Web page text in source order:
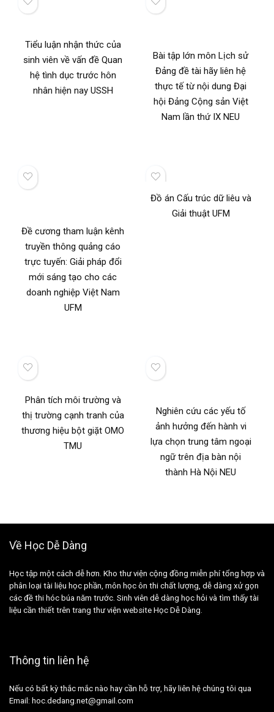
Tiểu luận nhận thức của
sinh viên về vấn đề Quan
hệ tình dục trước hôn
nhân hiện nay USSH
Bài tập lớn môn Lịch sử
Đảng đề tài hãy liên hệ
thực tế từ nội dung Đại
hội Đảng Cộng sản Việt
Nam lần thứ IX NEU
Đề cương tham luận kênh
truyền thông quảng cáo
trực tuyến: Giải pháp đổi
mới sáng tạo cho các
doanh nghiệp Việt Nam
UFM
Đồ án Cấu trúc dữ liêu và
Giải thuật UFM
Phân tích môi trường và
thị trường cạnh tranh của
thương hiệu bột giặt OMO
TMU
Nghiên cứu các yếu tố
ảnh hưởng đến hành vi
lựa chọn trung tâm ngoại
ngữ trên địa bàn nội
thành Hà Nội NEU
Về Học Dễ Dàng
Học tập một cách dễ hơn. Kho thư viện cộng đồng miễn phí tổng hợp và
phân loại tài liệu học phần, môn học ôn thi chất lượng, dễ dàng xử gọn
các đề thi hóc búa năm trước. Sinh viên dễ dàng học hỏi và tìm thấy tài
liệu cần thiết trên trang thư viện website Học Dễ Dàng.
Thông tin liên hệ
Nếu có bất kỳ thắc mắc nào hay cần hỗ trợ, hãy liên hệ chúng tôi qua
Email: hoc.dedang.net@gmail.com